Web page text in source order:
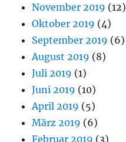
November 2019 (12)
Oktober 2019 (4)
September 2019 (6)
August 2019 (8)
Juli 2019 (1)
Juni 2019 (10)
April 2019 (5)
März 2019 (6)
Februar 2019 (3)